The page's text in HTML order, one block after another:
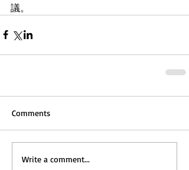
議。
Comments
Write a comment...